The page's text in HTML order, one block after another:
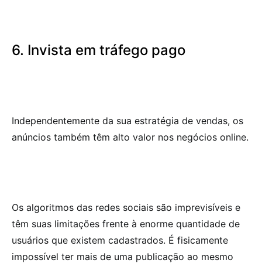
6. Invista em tráfego pago
Independentemente da sua estratégia de vendas, os
anúncios também têm alto valor nos negócios online.
Os algoritmos das redes sociais são imprevisíveis e
têm suas limitações frente à enorme quantidade de
usuários que existem cadastrados. É fisicamente
impossível ter mais de uma publicação ao mesmo